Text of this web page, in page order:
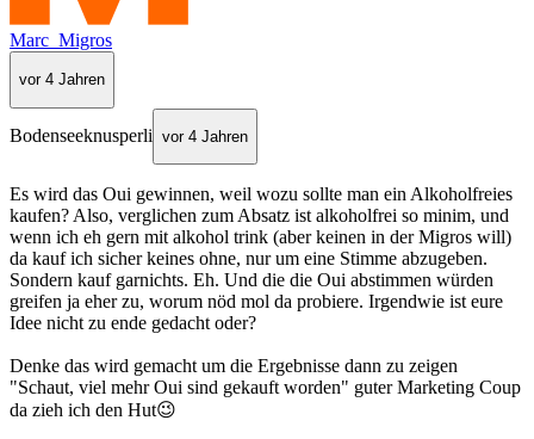
Marc_Migros
vor 4 Jahren
Bodenseeknusperli vor 4 Jahren
Es wird das Oui gewinnen, weil wozu sollte man ein Alkoholfreies
kaufen? Also, verglichen zum Absatz ist alkoholfrei so minim, und
wenn ich eh gern mit alkohol trink (aber keinen in der Migros will)
da kauf ich sicher keines ohne, nur um eine Stimme abzugeben.
Sondern kauf garnichts. Eh. Und die die Oui abstimmen würden
greifen ja eher zu, worum nöd mol da probiere. Irgendwie ist eure
Idee nicht zu ende gedacht oder?
Denke das wird gemacht um die Ergebnisse dann zu zeigen
"Schaut, viel mehr Oui sind gekauft worden" guter Marketing Coup
da zieh ich den Hut😉